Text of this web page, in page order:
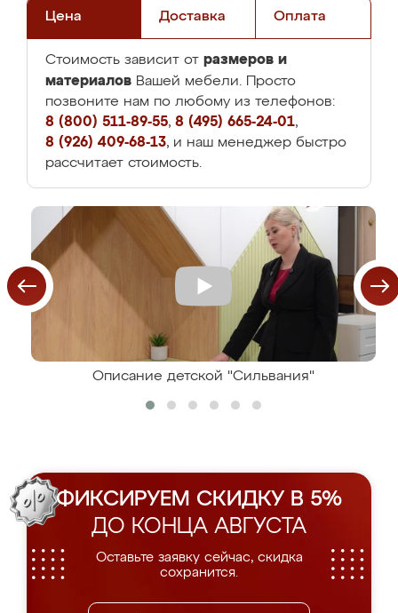
Цена Доставка Оплата
Стоимость зависит от размеров и
материалов Вашей мебели. Просто
позвоните нам по любому из телефонов:
8 (800) 511-89-55, 8 (495) 665-24-01,
8 (926) 409-68-13, и наш менеджер быстро
рассчитает стоимость.
Описание детской "Сильвания"
ФИКСИРУЕМ СКИДКУ В 5%
ДО КОНЦА АВГУСТА
Оставьте заявку сейчас, скидка
сохранится.